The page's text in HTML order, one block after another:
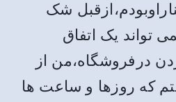
شک
تواند یک اتفاق
درفروشگاه،من از
که روزها و ساعت ها